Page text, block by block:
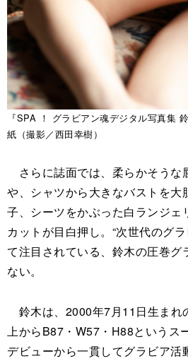
『SPA ！ グラビアン魂デジタル写真集
紙（撮影／西田幸樹）
さらに誌面では、柔らかそうな
や、シャツから大きなバストを大
子、シーツをかぶった白ランジェ
カットが目白押し。“次世代のグ
て注目されている、鈴木の圧巻グ
ない。
鈴木は、2000年7月11日生まれ
上からB87・W57・H88というス
デビューから一貫してグラビア